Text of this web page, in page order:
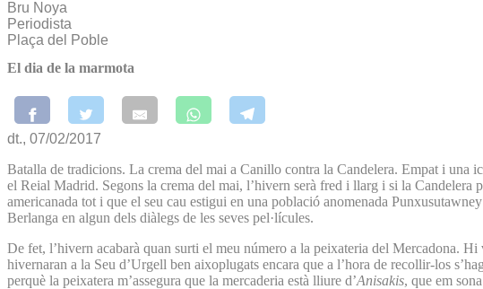
Bru Noya
Periodista
Plaça del Poble
El dia de la marmota
dt., 07/02/2017
Batalla de tradicions. La crema del mai a Canillo contra la Candelera. Empat i una
el Reial Madrid. Segons la crema del mai, l’hivern serà fred i llarg i si la
americanada tot i que el seu cau estigui en una població anomenada
Berlanga en algun dels diàlegs de les seves pel·lícules.
De fet, l’hivern acabarà quan surti el meu número a la peixateria del Mercadona.
hivernaran a la Seu d’Urgell ben aixoplugats encara que a l’hora de recollir-los
perquè la peixatera m’assegura que la mercaderia està lliure d’Anisakis, que em